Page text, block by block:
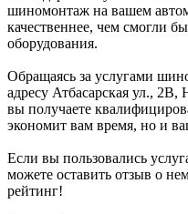
шиномонтаж на вашем
качественнее, чем смогли
оборудования.
Обращаясь за услугами
адресу Атбасарская ул.,
вы получаете
экономит вам время, но и
Если вы пользовались
можете оставить отзыв о
рейтинг!